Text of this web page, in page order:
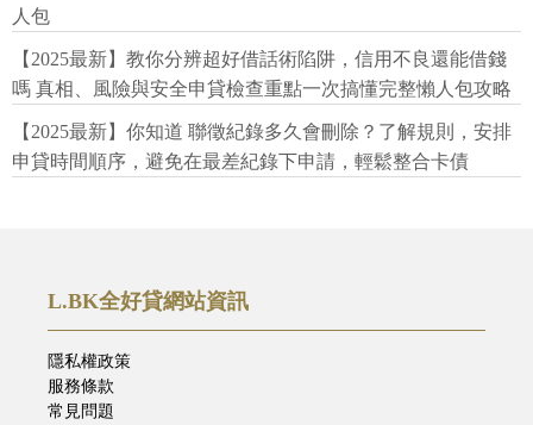
人包
【2025最新】教你分辨超好借話術陷阱，信用不良還能借錢
嗎 真相、風險與安全申貸檢查重點一次搞懂完整懶人包攻略
【2025最新】你知道 聯徵紀錄多久會刪除？了解規則，安排
申貸時間順序，避免在最差紀錄下申請，輕鬆整合卡債
L.BK全好貸網站資訊
隱私權政策
服務條款
常見問題